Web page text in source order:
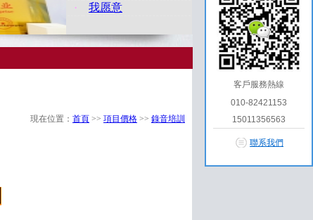
·
我愿意
現在位置： 首頁 >> 項目價格 >> 錄音培訓
客戶服務熱線
010-82421153
15011356563
聯系我們